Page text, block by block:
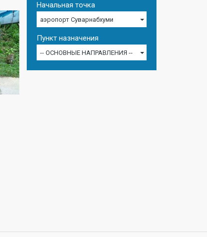
Начальная точка
аэропорт Суварнабхуми
Пункт назначения
-- ОСНОВНЫЕ НАПРАВЛЕНИЯ --